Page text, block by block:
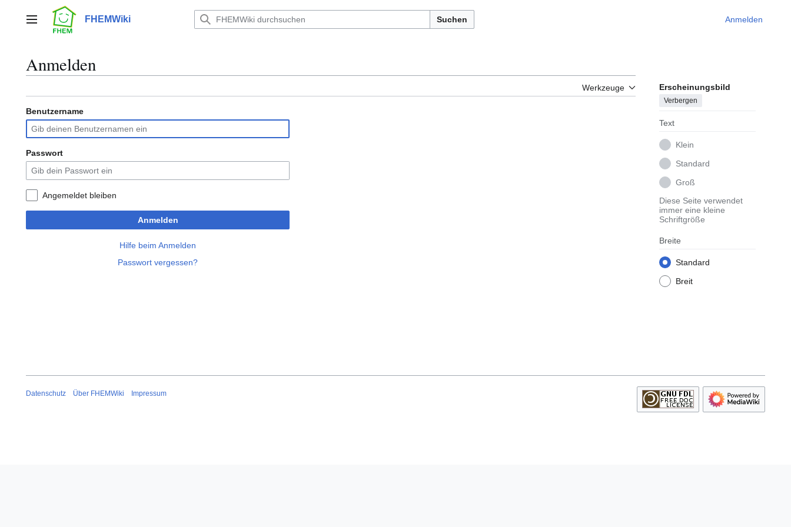
springenHauptmenü FHEMWiki Suchen Anmelden
Anmelden
Werkzeuge Erscheinungsbild
Verbergen
Text
Klein
Standard
Groß
Diese Seite verwendet
immer eine kleine
Schriftgröße
Breite
Standard
Breit
Benutzername
Passwort
Angemeldet bleiben
Anmelden
Hilfe beim Anmelden
Passwort vergessen?
Datenschutz Über FHEMWiki Impressum